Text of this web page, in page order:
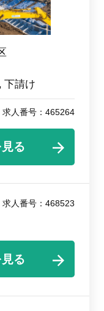
下請け
求人番号：465264
る
求人番号：468523
る